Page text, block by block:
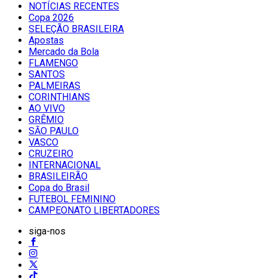
NOTÍCIAS RECENTES
Copa 2026
SELEÇÃO BRASILEIRA
Apostas
Mercado da Bola
FLAMENGO
SANTOS
PALMEIRAS
CORINTHIANS
AO VIVO
GRÊMIO
SĀO PAULO
VASCO
CRUZEIRO
INTERNACIONAL
BRASILEIRÃO
Copa do Brasil
FUTEBOL FEMININO
CAMPEONATO LIBERTADORES
siga-nos